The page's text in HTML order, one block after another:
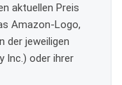
aktuellen Preis
Amazon-Logo,
der jeweiligen
Inc.) oder ihrer